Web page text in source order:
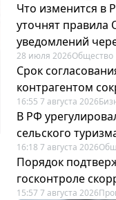
Что изменится в
уточнят правила
уведомлений
28 июля 2026Общество
Срок
контрагентом
16:55 7 августа 2026
В РФ
сельского
16:18 7 августа 2026
Порядок
госконтроле
15:57 7 августа 2026